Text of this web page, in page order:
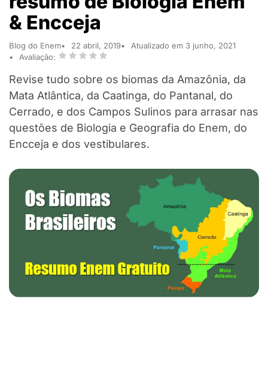
& Encceja
Blog do Enem 22 abril, 2019
Atualizado em 3 junho, 2021
Avaliação:
Revise tudo sobre os biomas da Amazônia, da
Mata Atlântica, da Caatinga, do Pantanal, do
Cerrado, e dos Campos Sulinos para arrasar nas
questões de Biologia e Geografia do Enem, do
Encceja e dos vestibulares.